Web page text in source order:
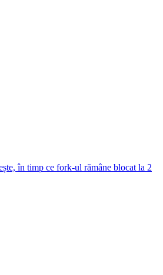
în timp ce fork-ul rămâne blocat la 2